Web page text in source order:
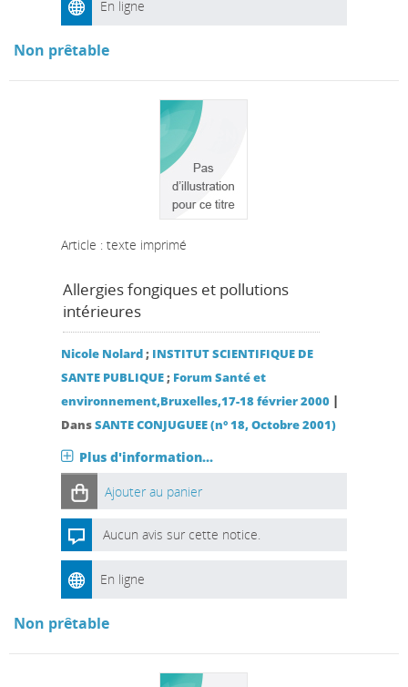
En ligne
Non prêtable
Article : texte imprimé
Allergies fongiques et pollutions
intérieures
Nicole Nolard; INSTITUT SCIENTIFIQUE DE
SANTE PUBLIQUE; Forum Santé et
environnement,Bruxelles,17-18 février 2000 |
DansSANTE CONJUGUEE (n° 18, Octobre 2001)
Plus d'information...
Ajouter au panier
Aucun avis sur cette notice.
En ligne
Non prêtable